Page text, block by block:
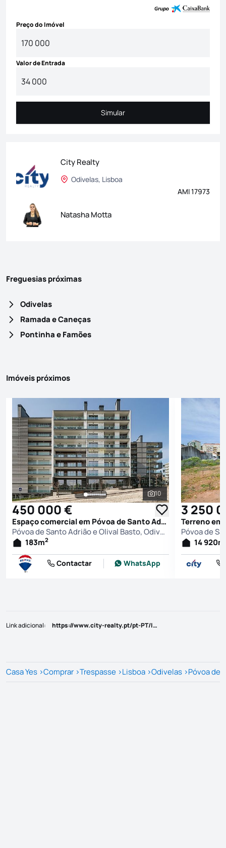
Preço do Imóvel
Valor de Entrada
Simular
Simular
City Realty
Odivelas, Lisboa
AMI 17973
Natasha Motta
Freguesias próximas
Odivelas
Ramada e Caneças
Pontinha e Famões
Imóveis próximos
Ver todas as
10
450 000 €
Espaço comercial em Póvoa de Santo Adrião e Olival Basto, Odivelas
Póvoa de Santo Adrião e Olival Basto, Odivelas
183m2
Contactar WhatsApp
3 250
14 920m
Link adicional: https://www.city-realty.pt/pt-PT/Imovel/Trespasse/Com negócio/Lisboa/Odivelas/Póvoa de Santo Adrião e Olival Basto/1275445
Casa Yes >Comprar >Trespasse >Lisboa >Odivelas >Póvoa de